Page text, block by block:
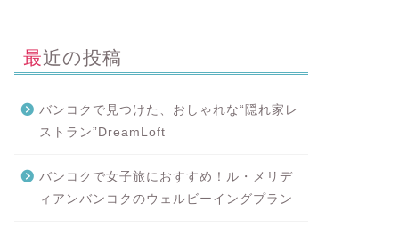
最近の投稿
バンコクで見つけた、おしゃれな“隠れ家レ
ストラン”DreamLoft
バンコクで女子旅におすすめ！ル・メリデ
ィアンバンコクのウェルビーイングプラン